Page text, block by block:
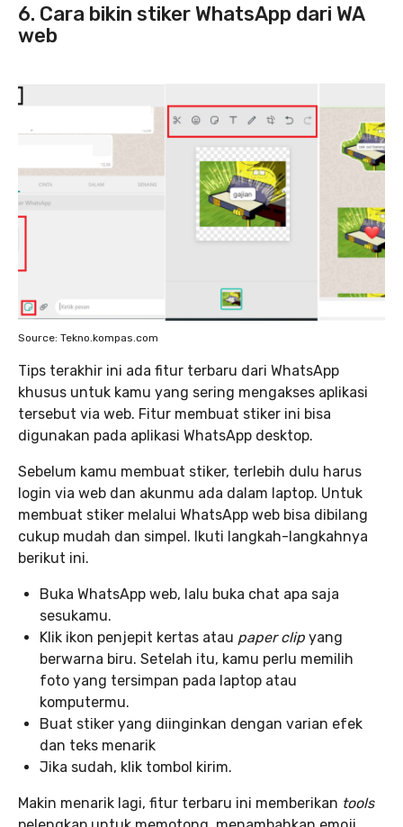
6. Cara bikin stiker WhatsApp dari WA
web
Source: Tekno.kompas.com
Tips terakhir ini ada fitur terbaru dari WhatsApp
khusus untuk kamu yang sering mengakses aplikasi
tersebut via web. Fitur membuat stiker ini bisa
digunakan pada aplikasi WhatsApp desktop.
Sebelum kamu membuat stiker, terlebih dulu harus
login via web dan akunmu ada dalam laptop. Untuk
membuat stiker melalui WhatsApp web bisa dibilang
cukup mudah dan simpel. Ikuti langkah-langkahnya
berikut ini.
Buka WhatsApp web, lalu buka chat apa saja
sesukamu.
Klik ikon penjepit kertas atau paper clip yang
berwarna biru. Setelah itu, kamu perlu memilih
foto yang tersimpan pada laptop atau
komputermu.
Buat stiker yang diinginkan dengan varian efek
dan teks menarik
Jika sudah, klik tombol kirim.
Makin menarik lagi, fitur terbaru ini memberikan tools